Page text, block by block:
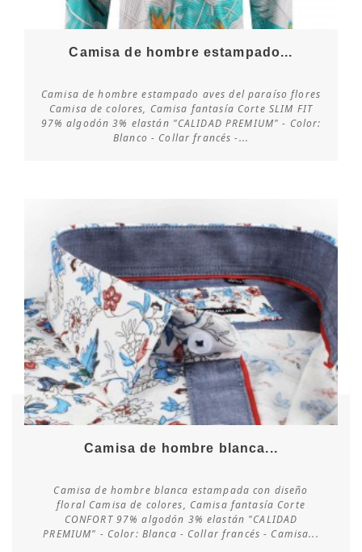
Consultar disponibilidad
Camisa de hombre estampado...
Camisa de hombre estampado aves del paraíso flores
Camisa de colores, Camisa fantasía Corte SLIM FIT
97% algodón 3% elastán "CALIDAD PREMIUM" - Color:
Blanco - Collar francés -...
Consultar disponibilidad
Camisa de hombre blanca...
Camisa de hombre blanca estampada con diseño
floral Camisa de colores, Camisa fantasía Corte
CONFORT 97% algodón 3% elastán "CALIDAD
PREMIUM" - Color: Blanca - Collar francés - Camisa...